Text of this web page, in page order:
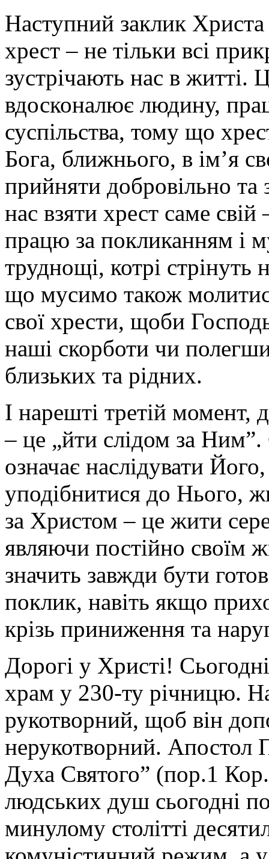
Наступний заклик Христа
хрест – не тільки всі
зустрічають нас в житті.
вдосконалює людину,
суспільства, тому що
Бога, ближнього, в ім’я
прийняти добровільно та
нас взяти хрест саме
працю за покликанням і
труднощі, котрі
що мусимо також
свої хрести, щоби
наші скорботи чи
близьких та рідних.
І нарешті третій момент,
– це „йти слідом за
означає наслідувати
уподібнитися до Нього,
за Христом – це жити
являючи постійно своїм
значить завжди бути
поклик, навіть якщо
крізь приниження та
Дорогі у Христі!
храм у 230-ту річницю.
рукотворний, щоб він
нерукотворний. Апостол
Духа Святого” (пор.1
людських душ сьогодні
минулому столітті